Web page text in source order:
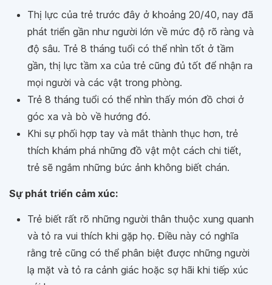
Thị lực của trẻ trước đây ở khoảng 20/40, nay đã
phát triển gần như người lớn về mức độ rõ ràng và
độ sâu. Trẻ 8 tháng tuổi có thể nhìn tốt ở tầm
gần, thị lực tầm xa của trẻ cũng đủ tốt để nhận ra
mọi người và các vật trong phòng.
Trẻ 8 tháng tuổi có thể nhìn thấy món đồ chơi ở
góc xa và bò về hướng đó.
Khi sự phối hợp tay và mắt thành thục hơn, trẻ
thích khám phá những đồ vật một cách chi tiết,
trẻ sẽ ngắm những bức ảnh không biết chán.
Sự phát triển cảm xúc:
Trẻ biết rất rõ những người thân thuộc xung quanh
và tỏ ra vui thích khi gặp họ. Điều này có nghĩa
rằng trẻ cũng có thể phân biệt được những người
lạ mặt và tỏ ra cảnh giác hoặc sợ hãi khi tiếp xúc